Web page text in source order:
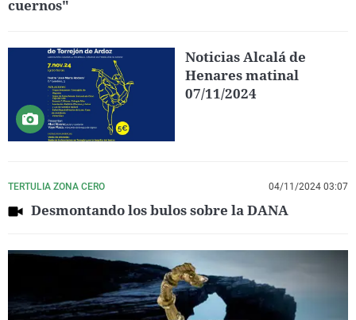
cuernos"
Noticias Alcalá de
Henares matinal
07/11/2024
TERTULIA ZONA CERO 04/11/2024 03:07
Desmontando los bulos sobre la DANA